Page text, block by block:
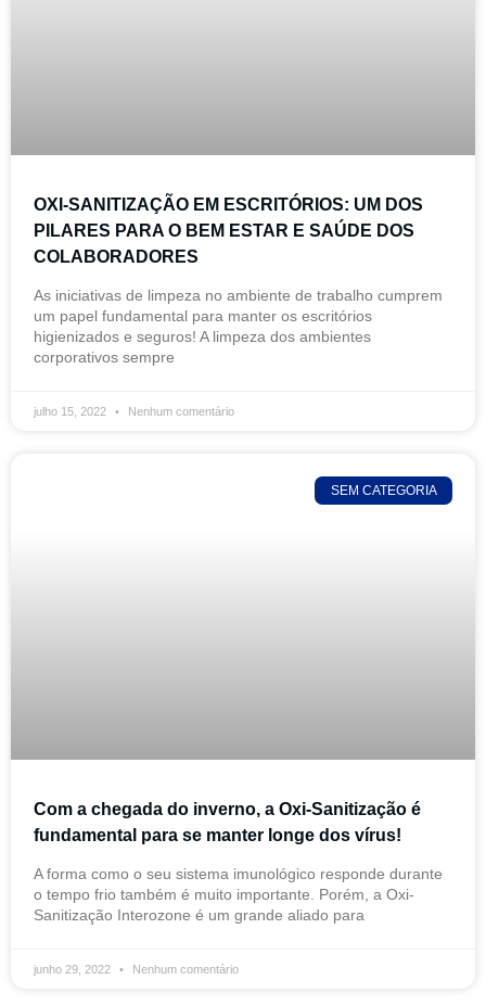
OXI-SANITIZAÇÃO EM ESCRITÓRIOS: UM DOS
PILARES PARA O BEM ESTAR E SAÚDE DOS
COLABORADORES
As iniciativas de limpeza no ambiente de trabalho cumprem
um papel fundamental para manter os escritórios
higienizados e seguros! A limpeza dos ambientes
corporativos sempre
julho 15, 2022 Nenhum comentário
SEM CATEGORIA
Com a chegada do inverno, a Oxi-Sanitização é
fundamental para se manter longe dos vírus!
A forma como o seu sistema imunológico responde durante
o tempo frio também é muito importante. Porém, a Oxi-
Sanitização Interozone é um grande aliado para
junho 29, 2022 Nenhum comentário